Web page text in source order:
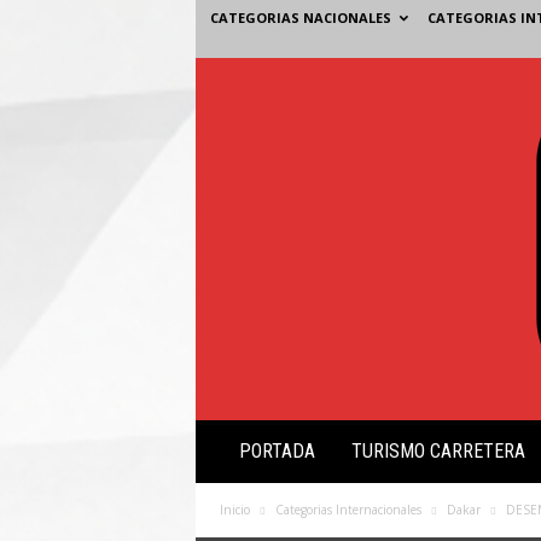
CATEGORIAS NACIONALES CATEGORIAS
s
ó
PORTADA TURISMO CARRETERA
Inicio Categorias Internacionales Dakar